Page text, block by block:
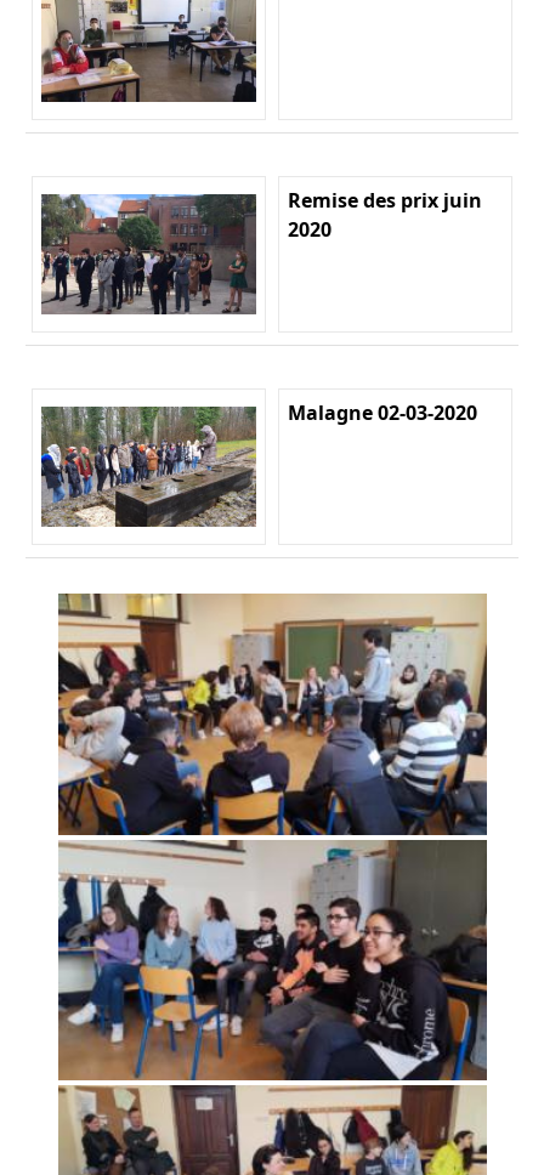
Remise des prix juin
2020
Malagne 02-03-2020